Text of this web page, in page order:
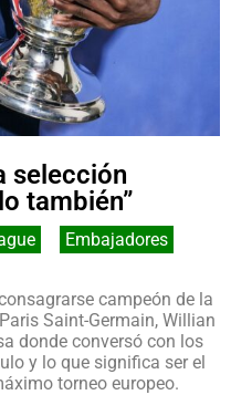
selección
también”
Embajadores
campeón de la
Saint-Germain, Willian
donde conversó con los
y lo que significa ser el
torneo europeo.